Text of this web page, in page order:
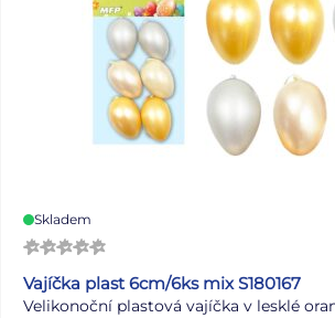
Skladem
Vajíčka plast 6cm/6ks mix S180167
Velikonoční plastová vajíčka v lesklé